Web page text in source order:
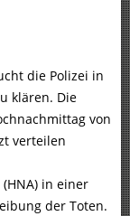
die Polizei in
klären. Die
von
verteilen
in einer
der Toten.